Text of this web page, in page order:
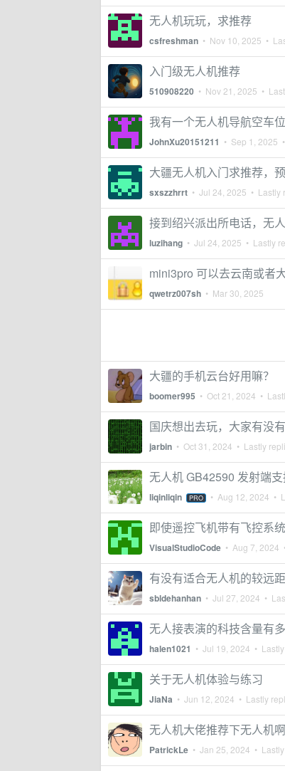
无人机玩玩，求推荐
csfreshman • Nov 10, 2025 •
入门级无人机推荐
510908220 • Nov 21, 2025 •
我有一个无人机导航空车
JohnXu20151211 • Sep 1, 2025
大疆无人机入门求推荐，
sxszzhrrt • Jul 24, 2025 • Lastly
接到绍兴派出所电话，无
luzihang • Jul 24, 2025 • Lastly
mini3pro 可以去云南或者
qwetrz007sh • Mar 30, 2025
大疆的手机云台好用嘛？
boomer995 • Oct 21, 2024 •
国庆想出去玩，大家有没
jarbin • Oct 31, 2024 • Lastly
无人机 GB42590 发射端
liqinliqin PRO • Aug 12, 2024 •
即使遥控飞机带有飞控系
VisualStudioCode • Aug 7, 2024
有没有适合无人机的较远
sbldehanhan • Jul 27, 2024 •
无人接表演的科技含量有多
halen1021 • Jul 19, 2024 •
关于无人机体验与练习
JiaNa • Jun 12, 2024 • Lastly
无人机大佬推荐下无人机
PatrickLe • Jan 25, 2024 •